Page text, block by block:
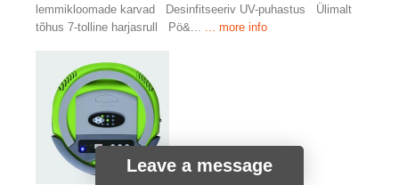
lemmikloomade karvad Desinfitseeriv UV-puhastus Ülimalt
tõhus 7-tolline harjasrull Pö&... ... more info
Leave a message